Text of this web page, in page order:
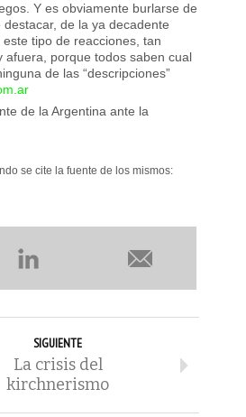
Y es obviamente burlarse de
de la ya decadente
tipo de reacciones, tan
afuera, porque todos saben cual
de las “descripciones”
de la Argentina ante la
se cite la fuente de los mismos:
SIGUIENTE
La crisis del
kirchnerismo